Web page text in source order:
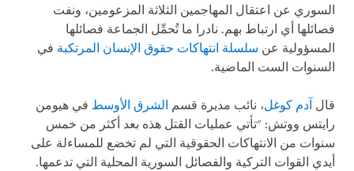
السوري عن اعتقال المهاجمين الثلاثة المزعومين، ونفت
فصائلها أي ارتباط بهم. نادرا ما تُحمِّل الجماعة فصائلها
المسؤولية عن سلسلة انتهاكات حقوق الإنسان المرتكبة في
السنوات الست الماضية.
قال آدم كوغل، نائب مديرة قسم الشرق الأوسط في هيومن
رايتس ووتش: "تأتي عمليات القتل هذه بعد أكثر من خمس
سنوات من الانتهاكات الحقوقية التي لم تخضع للمساءلة على
أيدي القوات التركية والفصائل السورية المحلية التي تدعمها.